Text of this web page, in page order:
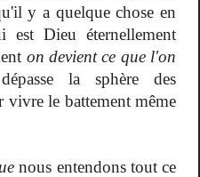
y a quelque chose en
Dieu éternellement
on devient ce que l'on
la sphère des
le battement même
nous entendons tout ce